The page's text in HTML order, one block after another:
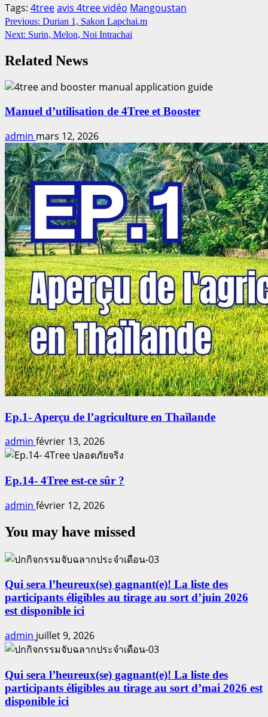
Tags: 4treeavis 4tree vidéo Mangoustan
Continue
Reading
Previous: Durian 1, Sakon Lapchai.m
Next: Surin, Melon, Noi Intrachai
Related News
Manuel d’utilisation de 4Tree et Booster
admin mars 12, 2026
Ep.1- Aperçu de l’agriculture en Thaïlande
admin février 13, 2026
Ep.14- 4Tree est-ce sûr ?
admin février 12, 2026
You may have missed
Qui sera l’heureux(se) gagnant(e)! La liste des
participants éligibles au tirage au sort d’juin 2026
est disponible ici
admin juillet 9, 2026
Qui sera l’heureux(se) gagnant(e)! La liste des
participants éligibles au tirage au sort d’mai 2026 est
disponible ici